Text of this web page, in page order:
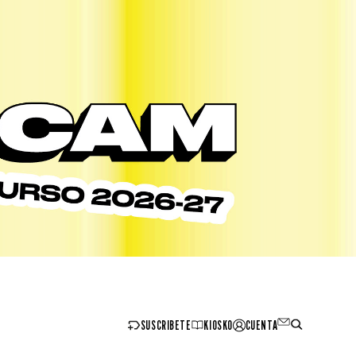
SUSCRIBETE KIOSKO CUENTA